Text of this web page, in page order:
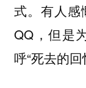
式。有人感
QQ，但是
呼“死去的